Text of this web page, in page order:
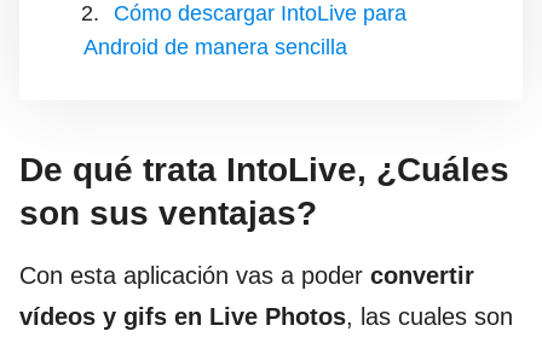
Cómo descargar IntoLive para
Android de manera sencilla
De qué trata IntoLive, ¿Cuáles
son sus ventajas?
Con esta aplicación vas a poder convertir
vídeos y gifs en Live Photos, las cuales son